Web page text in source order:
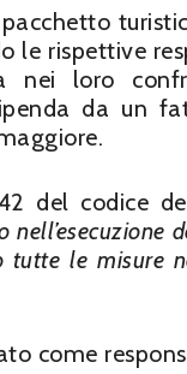
le rispettive
loro
da un
del codice
le misure
come